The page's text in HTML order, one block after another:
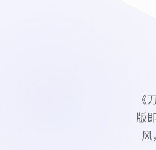
《
版
风